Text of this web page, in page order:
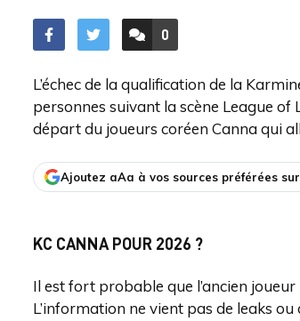
ACCÉDER AUX
0
COMMENTAIRES
L’échec de la qualification de la
personnes suivant la scène League of
départ du joueurs coréen Canna qui
Ajoutez aAa à vos sources préférées
KC CANNA POUR 2026 ?
Il est fort probable que l’ancien
L’information ne vient pas de leaks